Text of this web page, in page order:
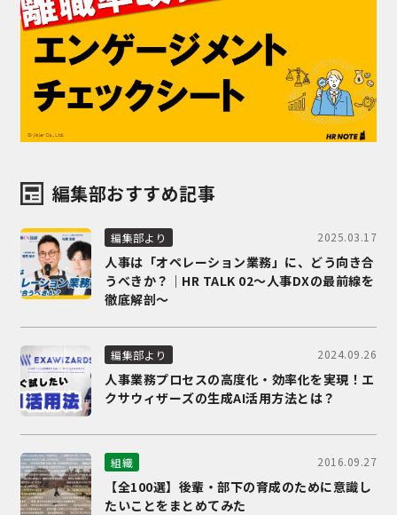
編集部おすすめ記事
編集部より 2025.03.17
人事は「オペレーション業務」に、どう向き合
うべきか？｜HR TALK 02～人事DXの最前線を
徹底解剖～
編集部より 2024.09.26
人事業務プロセスの高度化・効率化を実現！エ
クサウィザーズの生成AI活用方法とは？
組織 2016.09.27
【全100選】後輩・部下の育成のために意識し
たいことをまとめてみた